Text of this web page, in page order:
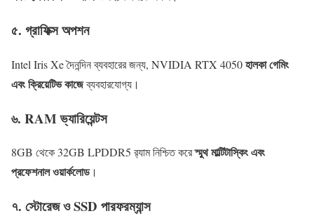
৫. গ্রাফিক্স অপশন
Intel Iris Xe দৈনন্দিন ব্যবহারের জন্য, NVIDIA RTX 4050হালকা গেমিং
এবং ক্রিয়েটিভ কাজেব্যবহারযোগ্য।
৬. RAM ভ্যারিয়েন্টস
8GB থেকে 32GB LPDDR5 র‍্যাম নিশ্চিত করেস্মুথ মাল্টিটাস্কিং এবং
প্রফেশনাল ওয়ার্কলোড।
৭. স্টোরেজ ও SSD পারফরম্যান্স